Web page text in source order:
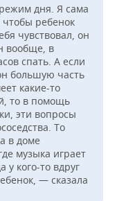
дня. Я сама
ребенок
чувствовал, он
вообще, в
спать. А если
большую часть
какие-то
то в помощь
эти вопросы
То
в доме
музыка играет
у кого-то вдруг
— сказала